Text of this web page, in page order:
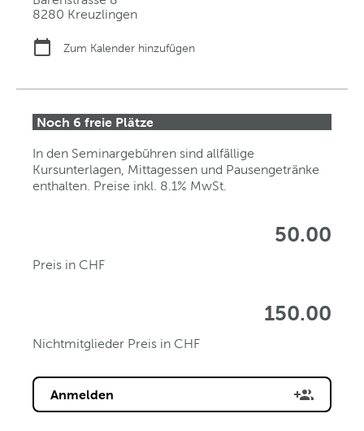
8280 Kreuzlingen
Zum Kalender hinzufügen
Noch 6 freie Plätze
In den Seminargebühren sind allfällige
Kursunterlagen, Mittagessen und Pausengetränke
enthalten. Preise inkl. 8.1% MwSt.
50.00
Preis in CHF
150.00
Nichtmitglieder Preis in CHF
Anmelden